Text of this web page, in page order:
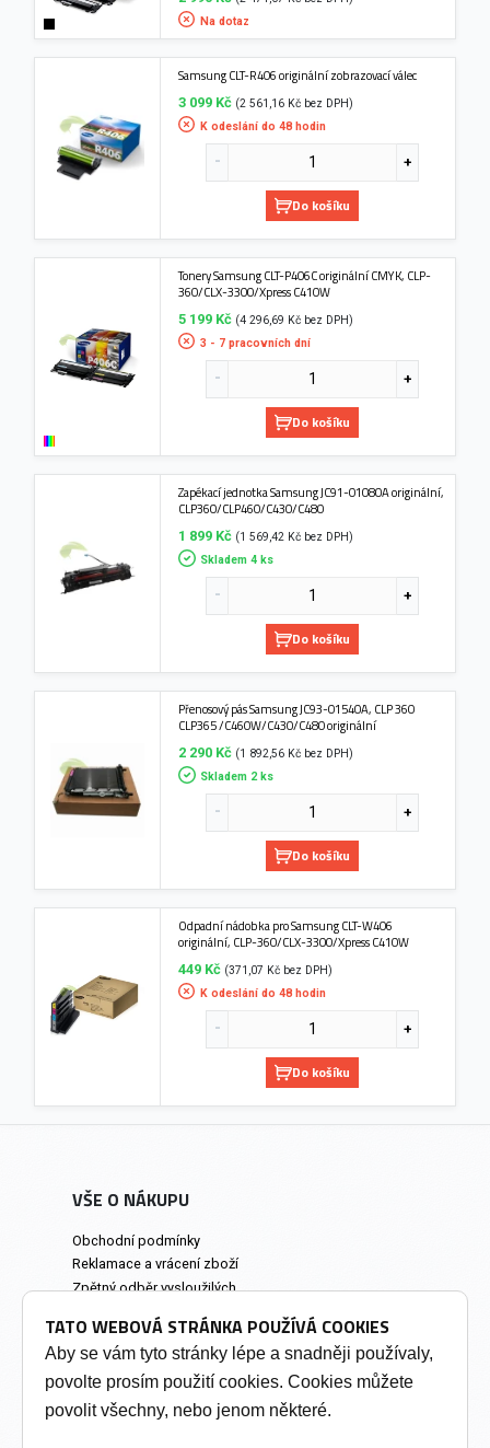
Na dotaz
Samsung CLT-R406 originální zobrazovací válec
3 099 Kč (2 561,16 Kč bez DPH)
K odeslání do 48 hodin
Do košíku
Tonery Samsung CLT-P406C originální CMYK, CLP-
360/CLX-3300/Xpress C410W
5 199 Kč (4 296,69 Kč bez DPH)
3 - 7 pracovních dní
Do košíku
Zapékací jednotka Samsung JC91-01080A originální,
CLP360/CLP460/C430/C480
1 899 Kč (1 569,42 Kč bez DPH)
Skladem 4 ks
Do košíku
Přenosový pás Samsung JC93-01540A, CLP 360
CLP365 /C460W/C430/C480 originální
2 290 Kč (1 892,56 Kč bez DPH)
Skladem 2 ks
Do košíku
Odpadní nádobka pro Samsung CLT-W406
originální, CLP-360/CLX-3300/Xpress C410W
449 Kč (371,07 Kč bez DPH)
K odeslání do 48 hodin
Do košíku
VŠE O NÁKUPU
Obchodní podmínky
Reklamace a vrácení zboží
Zpětný odběr vysloužilých
Prodejna a osobní odběr
INFORMACE
TATO WEBOVÁ STRÁNKA POUŽÍVÁ COOKIES
Aby se vám tyto stránky lépe a snadněji používaly,
povolte prosím použití cookies. Cookies můžete
povolit všechny, nebo jenom některé.